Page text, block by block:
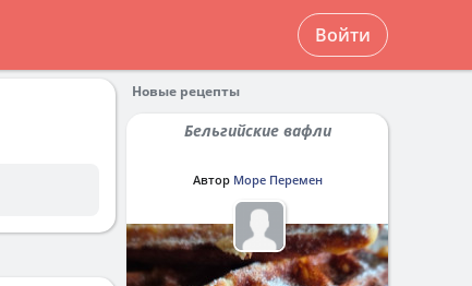
Войти
Новые рецепты
Бельгийские вафли
Автор Море Перемен